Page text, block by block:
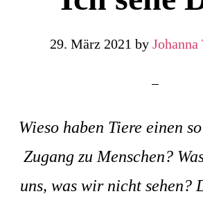
29. März 2021 by Johanna
Wieso haben Tiere einen
Zugang zu Menschen?
uns, was wir nicht sehen?